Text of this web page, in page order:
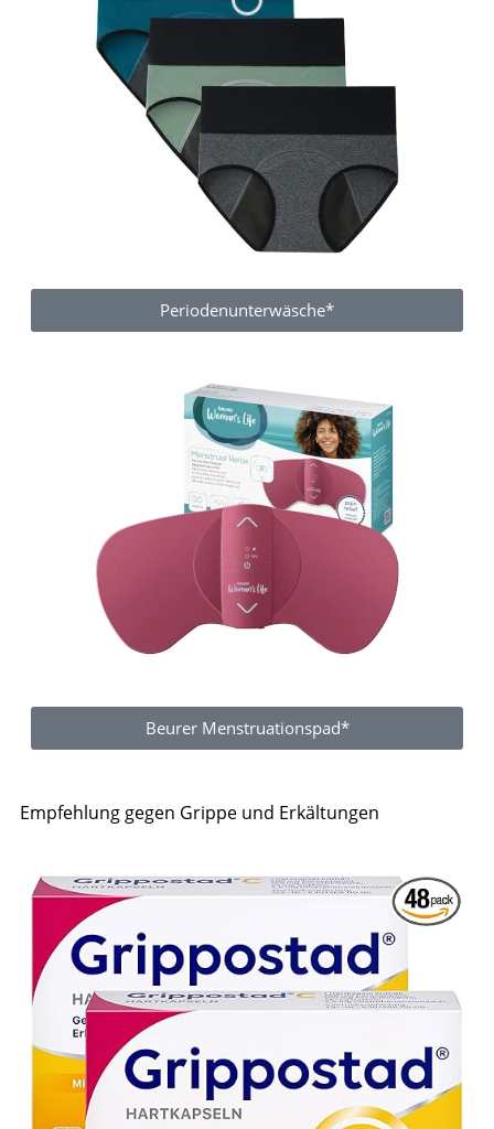
Periodenunterwäsche*
Beurer Menstruationspad*
Empfehlung gegen Grippe und Erkältungen